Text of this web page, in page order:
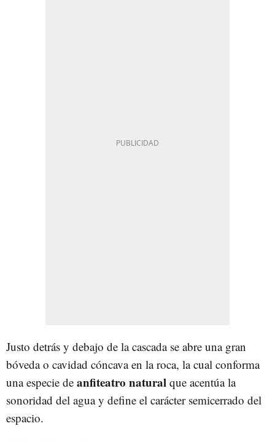
Justo detrás y debajo de la cascada se abre una gran
bóveda o cavidad cóncava en la roca, la cual conforma
una especie de anfiteatro natural que acentúa la
sonoridad del agua y define el carácter semicerrado del
espacio.